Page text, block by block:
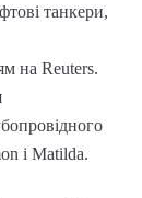
танкери,
на Reuters.
і Matilda.